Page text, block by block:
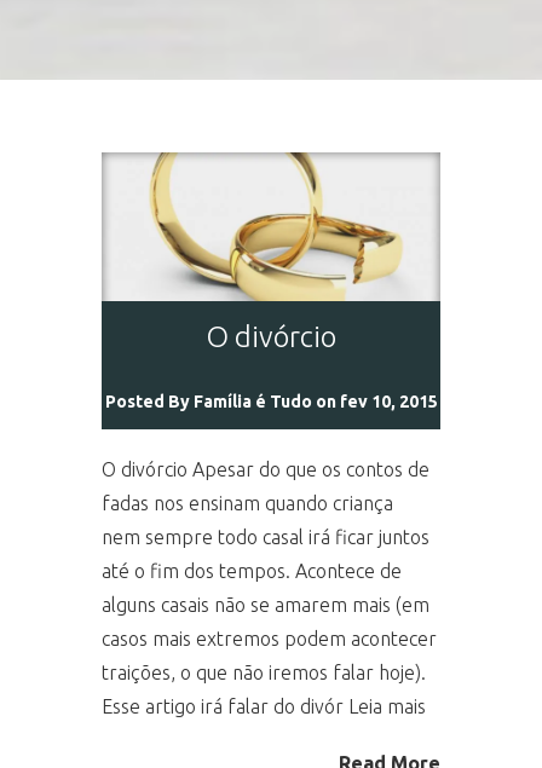
O divórcio
Posted By Família é Tudo on fev 10, 2015
O divórcio Apesar do que os contos de
fadas nos ensinam quando criança
nem sempre todo casal irá ficar juntos
até o fim dos tempos. Acontece de
alguns casais não se amarem mais (em
casos mais extremos podem acontecer
traições, o que não iremos falar hoje).
Esse artigo irá falar do divór Leia mais
Read More